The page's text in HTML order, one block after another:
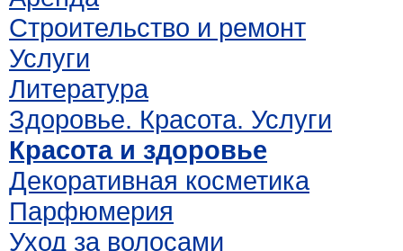
Строительство и ремонт
Услуги
Литература
Здоровье. Красота. Услуги
Красота и здоровье
Декоративная косметика
Парфюмерия
Уход за волосами